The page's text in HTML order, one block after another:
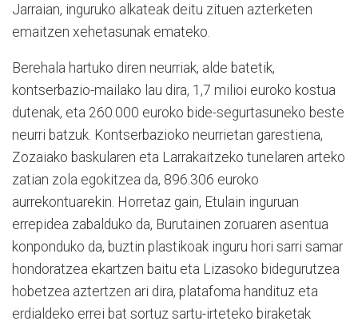
Jarraian, inguruko alkateak deitu zituen azterketen
emaitzen xehetasunak emateko.
Berehala hartuko diren neurriak, alde batetik,
kontserbazio-mailako lau dira, 1,7 milioi euroko kostua
dutenak, eta 260.000 euroko bide-segurtasuneko beste
neurri batzuk. Kontserbazioko neurrietan garestiena,
Zozaiako baskularen eta Larrakaitzeko tunelaren arteko
zatian zola egokitzea da, 896.306 euroko
aurrekontuarekin. Horretaz gain, Etulain inguruan
errepidea zabalduko da, Burutainen zoruaren asentua
konponduko da, buztin plastikoak inguru hori sarri samar
hondoratzea ekartzen baitu eta Lizasoko bidegurutzea
hobetzea aztertzen ari dira, platafoma handituz eta
erdialdeko errei bat sortuz sartu-irteteko biraketak